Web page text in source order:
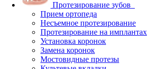
Протезирование зубов
Прием ортопеда
Несъемное протезирование
Протезирование на имплантах
Установка коронок
Замена коронок
Мостовидные протезы